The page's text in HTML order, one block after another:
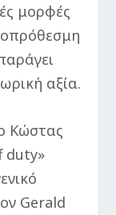
μορφές
αξία.
Κώστας
duty»
Gerald